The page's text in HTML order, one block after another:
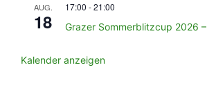
AUG.
18
17:00 -21:00
Grazer Sommerblitzcup 2026
Kalender anzeigen